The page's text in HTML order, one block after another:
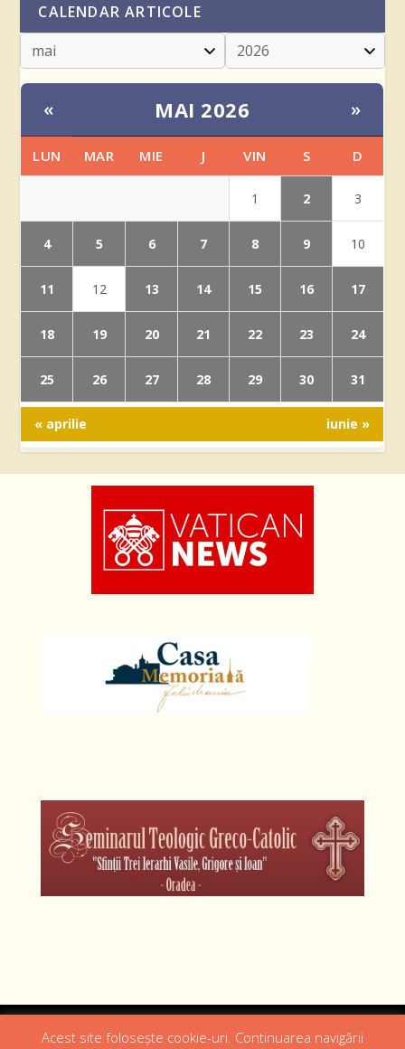
CALENDAR ARTICOLE
« MAI 2026 »
LUN MAR MIE J VIN S D
1 2 3
4 5 6 7 8 9 10
11 12 13 14 15 16 17
18 19 20 21 22 23 24
25 26 27 28 29 30 31
« aprilie iunie »
Acest site folosește cookie-uri. Continuarea navigării